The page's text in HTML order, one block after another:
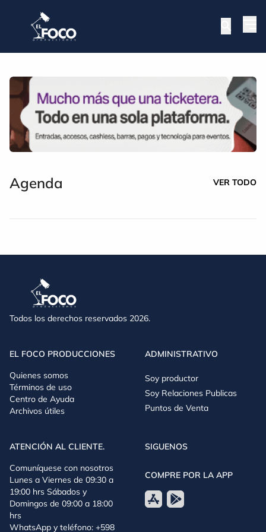
Agenda VER TODO
Todos los derechos reservados 2026.
EL FOCO PRODUCCIONES
Quienes somos
Términos de uso
Centro de Ayuda
Archivos útiles
ADMINISTRATIVO
Soy productor
Soy Relaciones Publicas
Puntos de Venta
ATENCIÓN AL CLIENTE.
Comuníquese con nosotros
Lunes a Viernes de 09:30 a
19:00 hrs Sábados y
Domingos de 09:00 a 18:00
hrs
WhatsApp y teléfono: +598
SIGUENOS
COMPRE POR LA APP